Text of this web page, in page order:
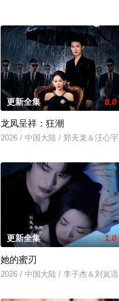
更新全集 8.0
龙凤呈祥：狂潮
2026 / 中国大陆 / 郑天龙＆汪心宇
更新全集 1.0
她的蜜刃
2026 / 中国大陆 / 李子杰＆刘岚语